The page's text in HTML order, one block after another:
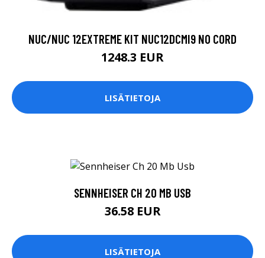
NUC/NUC 12EXTREME KIT NUC12DCMI9 NO CORD
1248.3 EUR
LISÄTIETOJA
SENNHEISER CH 20 MB USB
36.58 EUR
LISÄTIETOJA